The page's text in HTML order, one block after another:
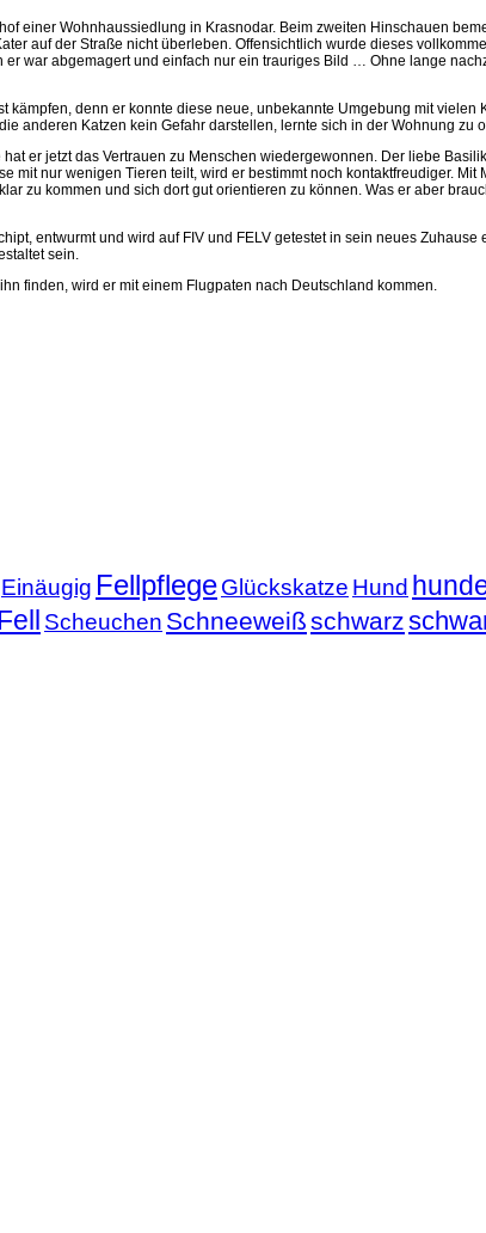
einer Wohnhaussiedlung in Krasnodar. Beim zweiten Hinschauen
auf der Straße nicht überleben. Offensichtlich wurde dieses
war abgemagert und einfach nur ein trauriges Bild … Ohne lange
denn er konnte diese neue, unbekannte Umgebung mit
anderen Katzen kein Gefahr darstellen, lernte sich in der Wohnung zu
er jetzt das Vertrauen zu Menschen wiedergewonnen. Der liebe
nur wenigen Tieren teilt, wird er bestimmt noch kontaktfreudiger.
zu kommen und sich dort gut orientieren zu können. Was er aber
entwurmt und wird auf FIV und FELV getestet in sein neues
sein.
finden, wird er mit einem Flugpaten nach Deutschland kommen.
Einäugig FellpflegeGlückskatze Hund
Scheuchen Schneeweißschwarz